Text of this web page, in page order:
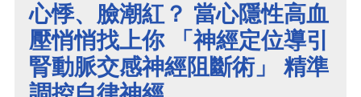
心悸、臉潮紅？ 當心隱性高血
壓悄悄找上你 「神經定位導引
腎動脈交感神經阻斷術」 精準